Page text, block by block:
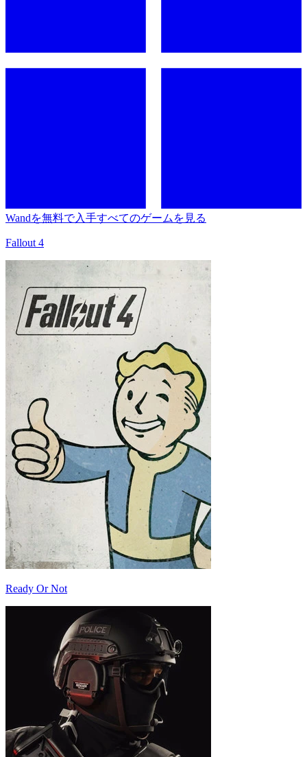
Wandを無料で入手すべてのゲームを見る
Fallout 4
Ready Or Not